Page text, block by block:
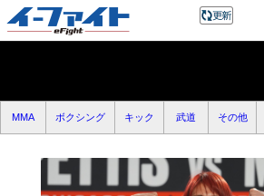
MMA ボクシング キック 武道 その他